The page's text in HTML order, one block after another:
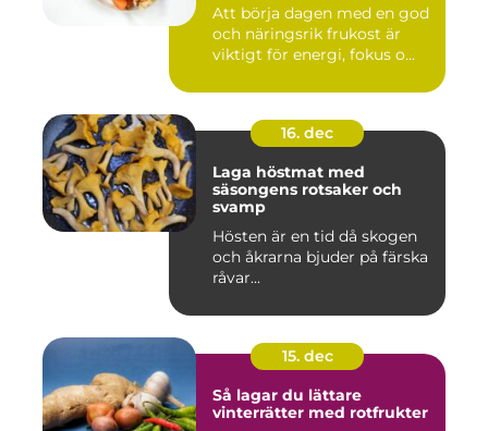
Att börja dagen med en god
och näringsrik frukost är
viktigt för energi, fokus o...
16. dec
Laga höstmat med
säsongens rotsaker och
svamp
Hösten är en tid då skogen
och åkrarna bjuder på färska
råvar...
15. dec
Så lagar du lättare
vinterrätter med rotfrukter